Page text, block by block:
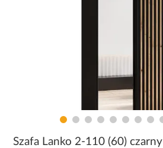
Szafa Lanko 2-110 (60) czarny